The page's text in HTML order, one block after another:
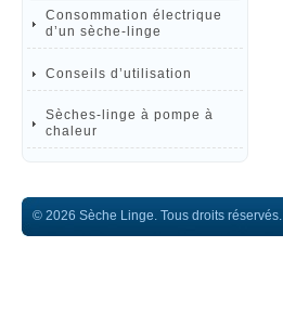
Consommation électrique
d’un sèche-linge
Conseils d’utilisation
Sèches-linge à pompe à
chaleur
© 2026 Sèche Linge. Tous droits réservés.